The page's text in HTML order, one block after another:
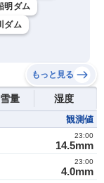
明ダム
ダム
もっと見る
量 湿度
観測値
14.5mm
23:00
4.0mm
23:00